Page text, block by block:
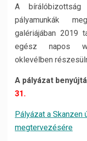
A
pályamunkák
galériájában 2019
egész napos
oklevélben
A pályázat
31.
Pályázat a Skanzen
megtervezésére